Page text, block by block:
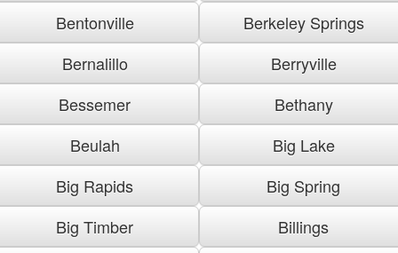
Bentonville
Berkeley Springs
Bernalillo
Berryville
Bessemer
Bethany
Beulah
Big Lake
Big Rapids
Big Spring
Big Timber
Billings